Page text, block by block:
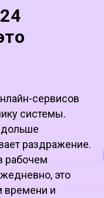
сервисов
системы.
дольше
раздражение.
рабочем
это
времени и